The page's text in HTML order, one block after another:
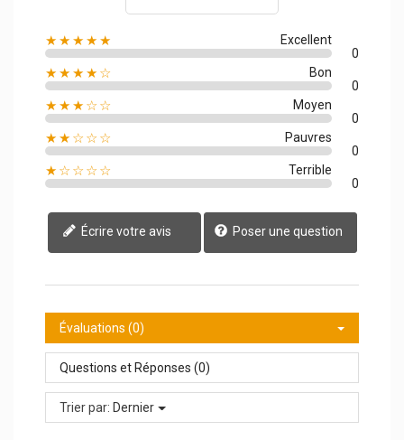
★★★★★
Excellent
0
★★★★☆
Bon
0
★★★☆☆
Moyen
0
★★☆☆☆
Pauvres
0
★☆☆☆☆
Terrible
0
Écrire votre avis Poser une question
Évaluations (0)
Questions et Réponses (0)
Trier par: Dernier